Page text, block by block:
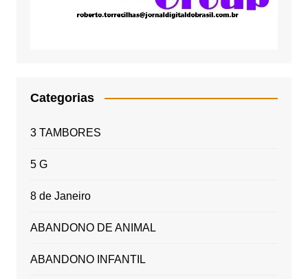
Categorias
3 TAMBORES
5 G
8 de Janeiro
ABANDONO DE ANIMAL
ABANDONO INFANTIL